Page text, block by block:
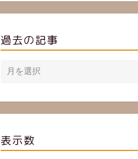
過去の記事
表示数